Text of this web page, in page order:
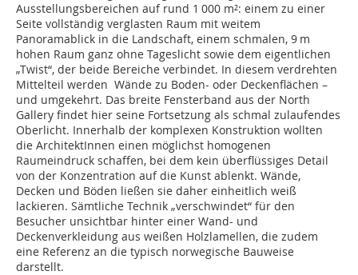
Ausstellungsbereichen auf rund 1 000 m²: einem zu einer
Seite vollständig verglasten Raum mit weitem
Panoramablick in die Landschaft, einem schmalen, 9 m
hohen Raum ganz ohne ­Tageslicht sowie dem eigentlichen
„Twist“, der beide Bereiche verbindet. In diesem verdrehten
Mittelteil werden Wände zu Boden- oder Deckenflächen –
und umgekehrt. Das breite Fensterband aus der North
Gallery findet hier seine Fortsetzung als schmal zulaufendes
Oberlicht. Innerhalb der komplexen Konstruktion wollten
die ArchitektInnen einen möglichst homogenen
Raumeindruck schaffen, bei dem kein überflüssiges Detail
von der Konzentration auf die Kunst ablenkt. Wände,
Decken und Böden ließen sie daher einheitlich weiß
lackieren. Sämtliche Technik „verschwindet“ für den
Besucher unsichtbar hinter einer Wand- und
Deckenverkleidung aus weißen Holzlamellen, die zudem
eine Referenz an die typisch norwegische Bauweise
darstellt.